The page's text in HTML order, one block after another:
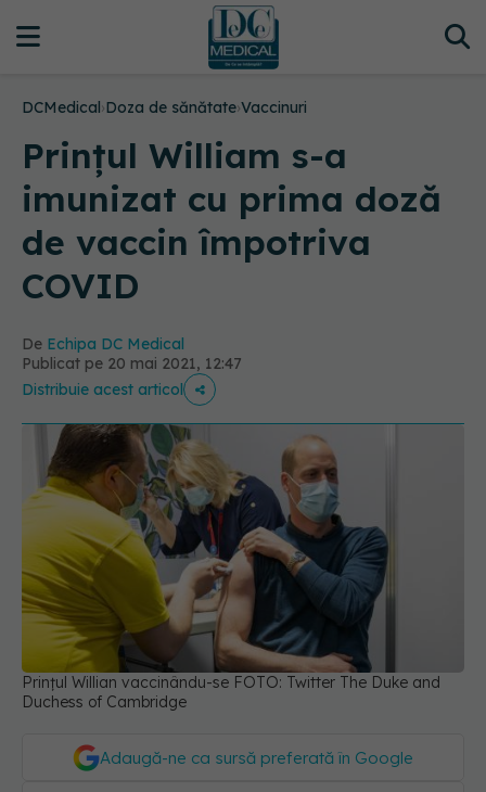
DCMedical›Doza de sănătate›Vaccinuri
Prințul William s-a
imunizat cu prima doză
de vaccin împotriva
COVID
De Echipa DC Medical
Publicat pe 20 mai 2021, 12:47
Distribuie acest articol
Prințul Willian vaccinându-se FOTO: Twitter The Duke and
Duchess of Cambridge
Adaugă-ne ca sursă preferată în Google